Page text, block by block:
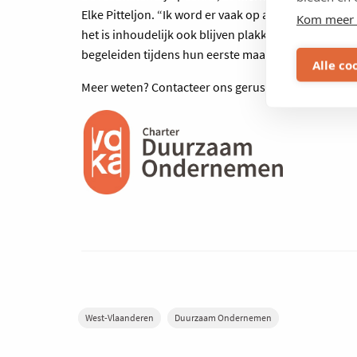
Kom
Alle
Elke Pitteljon. “Ik word er vaak op aangesproken
het is inhoudelijk ook blijven plakken. Nieuwe
begeleiden tijdens hun eerste maanden.”
Meer weten? Contacteer ons gerust via 0476 02 59
West-Vlaanderen Duurzaam Ondernemen